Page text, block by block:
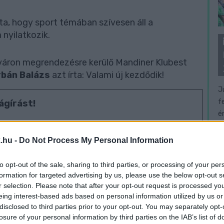
- Do Not Process My Personal Information
opt-out of the sale, sharing to third parties, or processing of your
for targeted advertising by us, please use the below opt-out
selection. Please note that after your opt-out request is processed
interest-based ads based on personal information utilized by us
to third parties prior to your opt-out. You may separately
of your personal information by third parties on the IAB’s list of
hogy sport témában szívesen áll a
nyilatkozik.
megrendezésre kerülő Mandiner Klubest
Balázs azt írta: Valami új kezdődik!
a tőlük független szerkesztőségek
még a hatalmat ellenőrző hang, akkor
Nemzeti Újságírók Demokratikus